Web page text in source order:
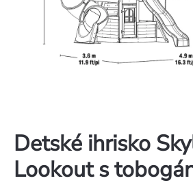
Detské ihrisko
Lookout s